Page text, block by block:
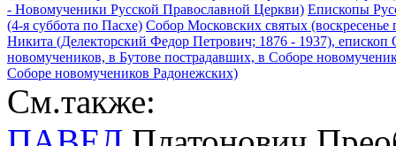
- Новомученики Русской Православной Церкви) Епископы
(4-я суббота по Пасхе) Собор Московских святых (воскресенье
Никита (Делекторский Федор Петрович; 1876 - 1937),
новомучеников, в Бутове пострадавших, в Соборе
Соборе новомучеников Радонежских)
См.также: